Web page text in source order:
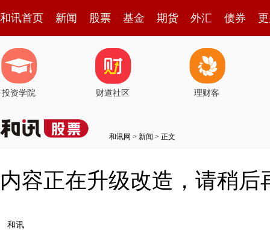
和讯首页 新闻 股票 基金 期货 外汇 债券
投资学院 财道社区 理财客
和讯网 > 新闻 > 正文
内容正在升级改造，请稍后
和讯